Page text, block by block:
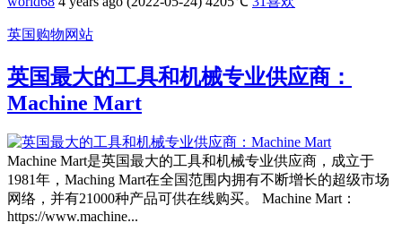
英国购物网站
英国最大的工具和机械专业供应商：
Machine Mart
Machine Mart是英国最大的工具和机械专业供应商，成立于
1981年，Maching Mart在全国范围内拥有不断增长的超级市场
网络，并有21000种产品可供在线购买。 Machine Mart：
https://www.machine...